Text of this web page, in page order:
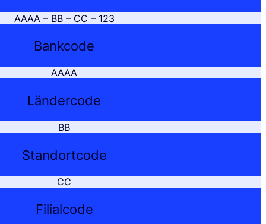
AAAA – BB – CC – 123
Bankcode
AAAA
Ländercode
BB
Standortcode
CC
Filialcode